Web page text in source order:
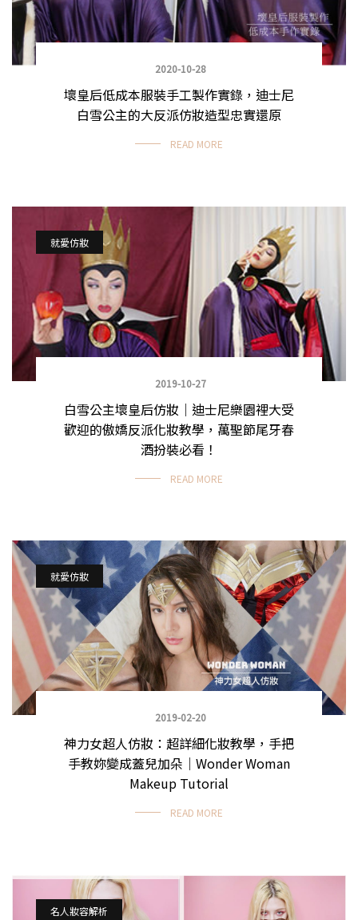
2020-10-28
壞皇后低成本服裝手工製作實錄，迪士尼
白雪公主的大反派仿妝造型忠實還原
READ MORE
就愛仿妝
2019-10-27
白雪公主壞皇后仿妝｜迪士尼樂園裡大受
歡迎的傲嬌反派化妝教學，萬聖節尾牙春
酒扮裝必看！
READ MORE
就愛仿妝
2019-02-20
神力女超人仿妝：超詳細化妝教學，手把
手教妳變成蓋兒加朵｜Wonder Woman
Makeup Tutorial
READ MORE
名人妝容解析